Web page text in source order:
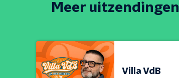
Meer uitzendingen
Villa VdB